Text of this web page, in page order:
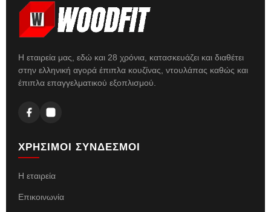
Η εταιρεία μας, εδώ και 28 χρόνια, κατασκευάζει και διαθέτει
στην ελληνική αγορά έπιπλα κουζίνας, ντουλάπας καθώς και
έπιπλα επαγγελματικού εξοπλισμού.
ΧΡΗΣΙΜΟΙ ΣΥΝΔΕΣΜΟΙ
Η εταιρεία
Επικοινωνία